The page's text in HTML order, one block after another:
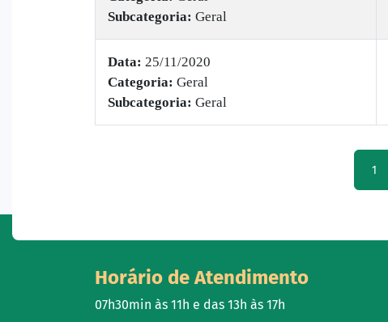
Subcategoria: Geral
Data: 25/11/2020
Categoria: Geral
Subcategoria: Geral
1
Horário de Atendimento
07h30min às 11h e das 13h às 17h